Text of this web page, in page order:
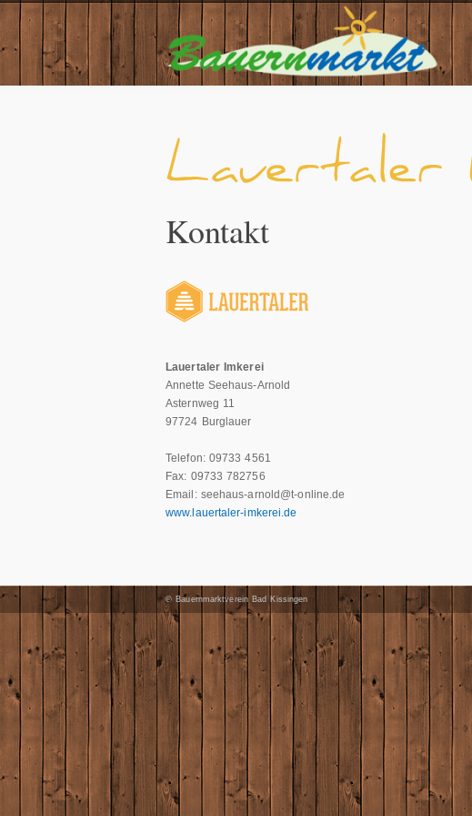
Kontakt
Lauertaler Imkerei
Annette Seehaus-Arnold
Asternweg 11
97724 Burglauer
Telefon: 09733 4561
Fax: 09733 782756
Email: seehaus-arnold@t-online.de
www.lauertaler-imkerei.de
© Bauernmarktverein Bad Kissingen